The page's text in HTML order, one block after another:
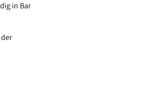
in Bar